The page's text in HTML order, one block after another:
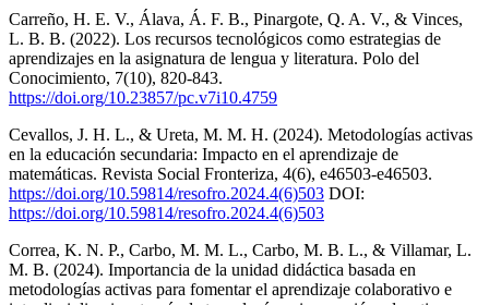
Carreño, H. E. V., Álava, Á. F. B., Pinargote, Q. A. V., & Vinces,
L. B. B. (2022). Los recursos tecnológicos como estrategias de
aprendizajes en la asignatura de lengua y literatura. Polo del
Conocimiento, 7(10), 820-843.
https://doi.org/10.23857/pc.v7i10.4759
Cevallos, J. H. L., & Ureta, M. M. H. (2024). Metodologías activas
en la educación secundaria: Impacto en el aprendizaje de
matemáticas. Revista Social Fronteriza, 4(6), e46503-e46503.
https://doi.org/10.59814/resofro.2024.4(6)503 DOI:
https://doi.org/10.59814/resofro.2024.4(6)503
Correa, K. N. P., Carbo, M. M. L., Carbo, M. B. L., & Villamar, L.
M. B. (2024). Importancia de la unidad didáctica basada en
metodologías activas para fomentar el aprendizaje colaborativo e